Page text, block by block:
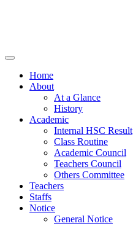
Home
About
At a Glance
History
Academic
Internal HSC Result
Class Routine
Academic Council
Teachers Council
Others Committee
Teachers
Staffs
Notice
General Notice